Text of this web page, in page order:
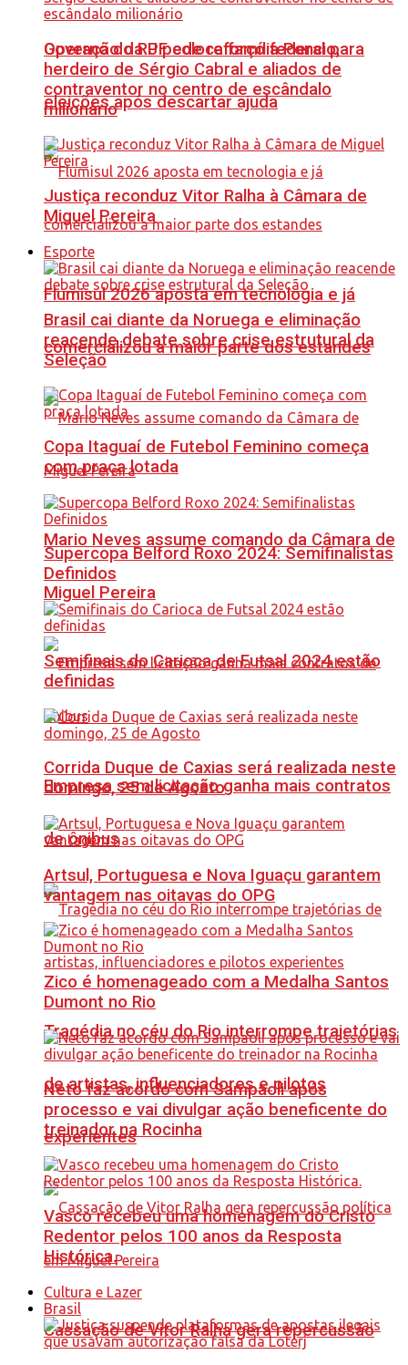
Governo do RJ pede reforço federal para
eleições após descartar ajuda
Flumisul 2026 aposta em tecnologia e já
comercializou a maior parte dos estandes
Mario Neves assume comando da Câmara de
Miguel Pereira
Empresa sem licitação ganha mais contratos
de ônibus
Tragédia no céu do Rio interrompe trajetórias
de artistas, influenciadores e pilotos
experientes
Cassação de Vitor Ralha gera repercussão
Operação da PF coloca família Poncio,
herdeiro de Sérgio Cabral e aliados de
contraventor no centro de escândalo
milionário
Justiça reconduz Vitor Ralha à Câmara de
Miguel Pereira
Esporte
Brasil cai diante da Noruega e eliminação
reacende debate sobre crise estrutural da
Seleção
Copa Itaguaí de Futebol Feminino começa
com praça lotada
Supercopa Belford Roxo 2024: Semifinalistas
Definidos
Semifinais do Carioca de Futsal 2024 estão
definidas
Corrida Duque de Caxias será realizada neste
domingo, 25 de Agosto
Artsul, Portuguesa e Nova Iguaçu garantem
vantagem nas oitavas do OPG
Zico é homenageado com a Medalha Santos
Dumont no Rio
Neto faz acordo com Sampaoli após
processo e vai divulgar ação beneficente do
treinador na Rocinha
Vasco recebeu uma homenagem do Cristo
Redentor pelos 100 anos da Resposta
Histórica.
Cultura e Lazer
Brasil